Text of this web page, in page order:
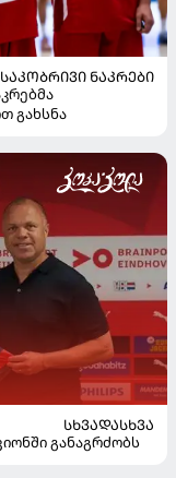
ᲜᲐᲙᲠᲔᲑᲘ
გახსნა
ᲡᲮᲕᲐᲓᲐᲡᲮᲕᲐ
განაგრძობს